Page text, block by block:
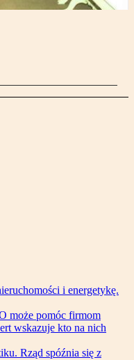
i energetykę.
może pomóc firmom
wskazuje kto na nich
Rząd spóźnia się z